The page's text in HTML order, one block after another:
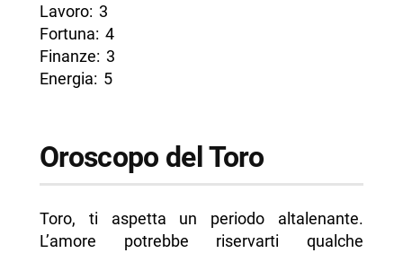
Lavoro: 3
Fortuna: 4
Finanze: 3
Energia: 5
Oroscopo del Toro
Toro, ti aspetta un periodo altalenante.
L’amore potrebbe riservarti qualche